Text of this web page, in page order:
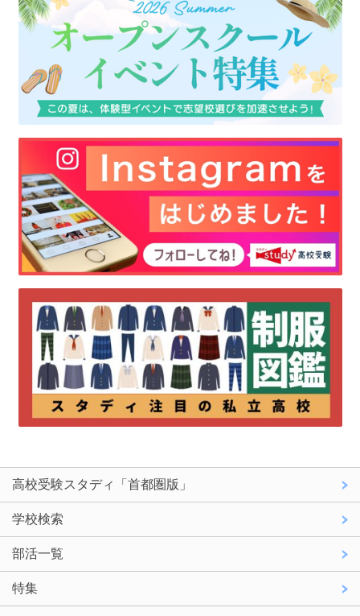
高校受験スタディ「首都圏版」
学校検索
部活一覧
特集